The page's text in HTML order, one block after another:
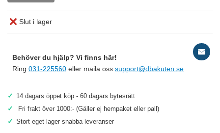
Slut i lager
Behöver du hjälp? Vi finns här!
Ring 031-225560 eller maila oss support@dbakuten.se
✓ 14 dagars öppet köp - 60 dagars bytesrätt
✓ Fri frakt över 1000:- (Gäller ej hempaket eller pall)
✓ Stort eget lager snabba leveranser